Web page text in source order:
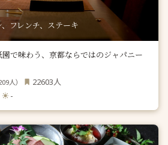
フレンチ、ステーキ
園で味わう、京都ならではのジャパニー
人） 22603人
-